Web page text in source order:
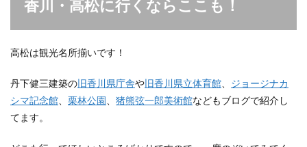
香川・高松に行くならここも！
高松は観光名所揃いです！
丹下健三建築の旧香川県庁舎や旧香川県立体育館
ジョージナカ
シマ記念館
栗林公園 猪熊弦一郎美術館などもブログで紹介し
てます。